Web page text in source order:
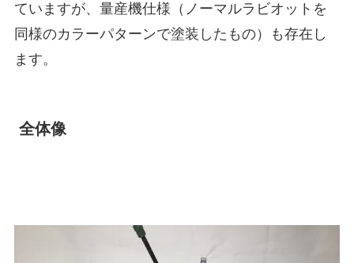
ていますが、量産機仕様（ノーマルラビオットを
同様のカラーパターンで塗装したもの）も存在し
ます。
全体像